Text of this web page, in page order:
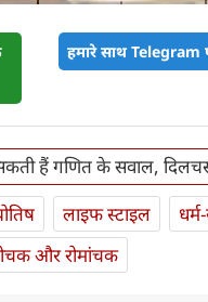
हमारे साथ
हैं गणित के सवाल,
लाइफ स्‍टाइल
और रोमांचक